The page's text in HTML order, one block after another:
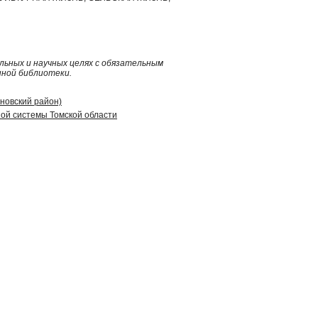
и научных целях с обязательным
библиотеки.
район)
системы Томской области